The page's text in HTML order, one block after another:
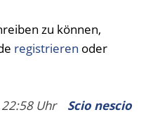
zu können,
registrieren oder
Uhr Scio nescio